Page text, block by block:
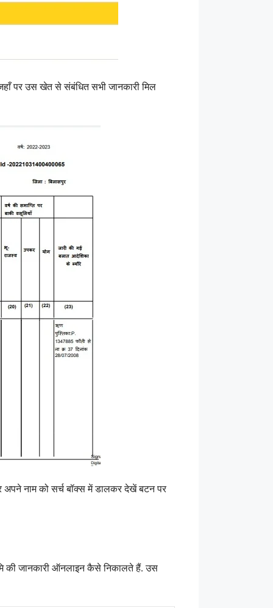
पर उस खेत से संबंधित सभी जानकारी मिल
अपने नाम को सर्च बॉक्स में डालकर देखें बटन पर
की जानकारी ऑनलाइन कैसे निकालते हैं. उस